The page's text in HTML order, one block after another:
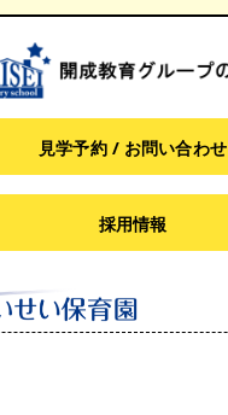
見学予約 / お問い合わせ
採用情報